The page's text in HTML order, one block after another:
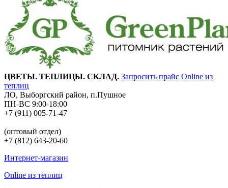
ЦВЕТЫ. ТЕПЛИЦЫ. СКЛАД. Запросить прайс Online из
теплиц
ЛО, Выборгский район, п.Пушное
ПН-ВС 9:00-18:00
+7 (911) 005-71-47
(оптовый отдел)
+7 (812) 643-20-60
Интернет-магазин
Online из теплиц